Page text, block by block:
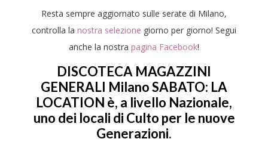
Resta sempre aggiornato sulle serate di Milano,
controlla la nostra selezione giorno per giorno! Segui
anche la nostra pagina Facebook!
DISCOTECA MAGAZZINI
GENERALI Milano SABATO: LA
LOCATION è, a livello Nazionale,
uno dei locali di Culto per le nuove
Generazioni.